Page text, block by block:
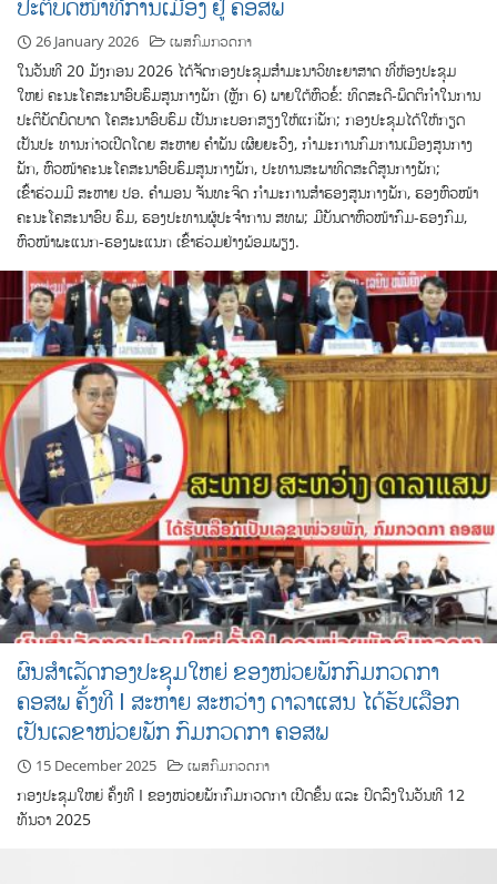
ປະຕິບັດໜ້າທີ່ການເມືອງ ຢູ່ ຄອສພ
26 January 2026 ເພສກົມກວດກາ
ໃນວັນທີ 20 ມັງກອນ 2026 ໄດ້ຈັດກອງປະຊຸມສໍາມະນາວິທະຍາສາດ ທີ່ຫ້ອງປະຊຸມ
ໃຫຍ່ ຄະນະໂຄສະນາອົບຮົມສູນກາງພັກ (ຫຼັກ 6) ພາຍໃຕ້ຫົວຂໍ້: ທິດສະດີ-ພຶດຕິກໍາໃນການ
ປະຕິບັດບົດບາດ ໂຄສະນາອົບຮົມ ເປັນກະບອກສຽງໃຫ້ແກ່ພັກ; ກອງປະຊຸມໄດ້ໃຫ້ກຽດ
ເປັນປະ ທານກ່າວເປີດໂດຍ ສະຫາຍ ຄໍາພັນ ເຜີຍຍະວົງ, ກໍາມະການກົມການເມືອງສູນກາງ
ພັກ, ຫົວໜ້າຄະນະໂຄສະນາອົບຮົມສູນກາງພັກ, ປະທານສະພາທິດສະດີສູນກາງພັກ;
ເຂົ້າຮ່ວມມີ ສະຫາຍ ປອ. ຄໍາມອນ ຈັນທະຈິດ ກໍາມະການສໍາຮອງສູນກາງພັກ, ຮອງຫົວໜ້າ
ຄະນະໂຄສະນາອົບ ຮົມ, ຮອງປະທານຜູ້ປະຈໍາການ ສທພ; ມີບັນດາຫົວໜ້າກົມ-ຮອງກົມ,
ຫົວໜ້າພະແນກ-ຮອງພະແນກ ເຂົ້າຮ່ວມຢ່າງພ້ອມພຽງ.
ຜົນສຳເລັດກອງປະຊຸມໃຫຍ່ ຂອງໜ່ວຍພັກກົມກວດກາ
ຄອສພ ຄັ້ງທີ I ສະຫາຍ ສະຫວ່າງ ດາລາແສນ ໄດ້ຮັບເລືອກ
ເປັນເລຂາໜ່ວຍພັກ ກົມກວດກາ ຄອສພ
15 December 2025 ເພສກົມກວດກາ
ກອງປະຊຸມໃຫຍ່ ຄັ້ງທີ I ຂອງໜ່ວຍພັກກົມກວດກາ ເປີດຂຶ້ນ ແລະ ປິດລົງໃນວັນທີ 12
ທັນວາ 2025